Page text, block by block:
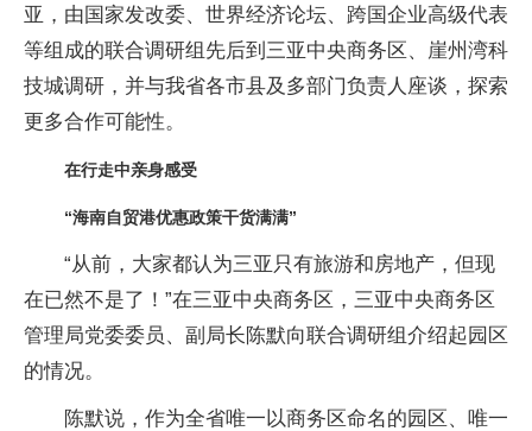
亚，由国家发改委、世界经济论坛、跨国企业高级代表
等组成的联合调研组先后到三亚中央商务区、崖州湾科
技城调研，并与我省各市县及多部门负责人座谈，探索
更多合作可能性。
在行走中亲身感受
“海南自贸港优惠政策干货满满”
“从前，大家都认为三亚只有旅游和房地产，但现
在已然不是了！”在三亚中央商务区，三亚中央商务区
管理局党委委员、副局长陈默向联合调研组介绍起园区
的情况。
陈默说，作为全省唯一以商务区命名的园区、唯一